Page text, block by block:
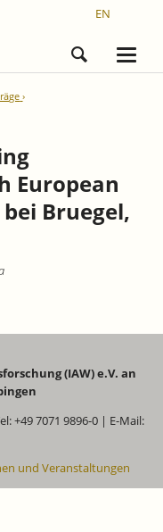
EN
European
Bruegel,
(IAW) e.V. an
+49 7071 9896-0 | E-Mail:
und Veranstaltungen